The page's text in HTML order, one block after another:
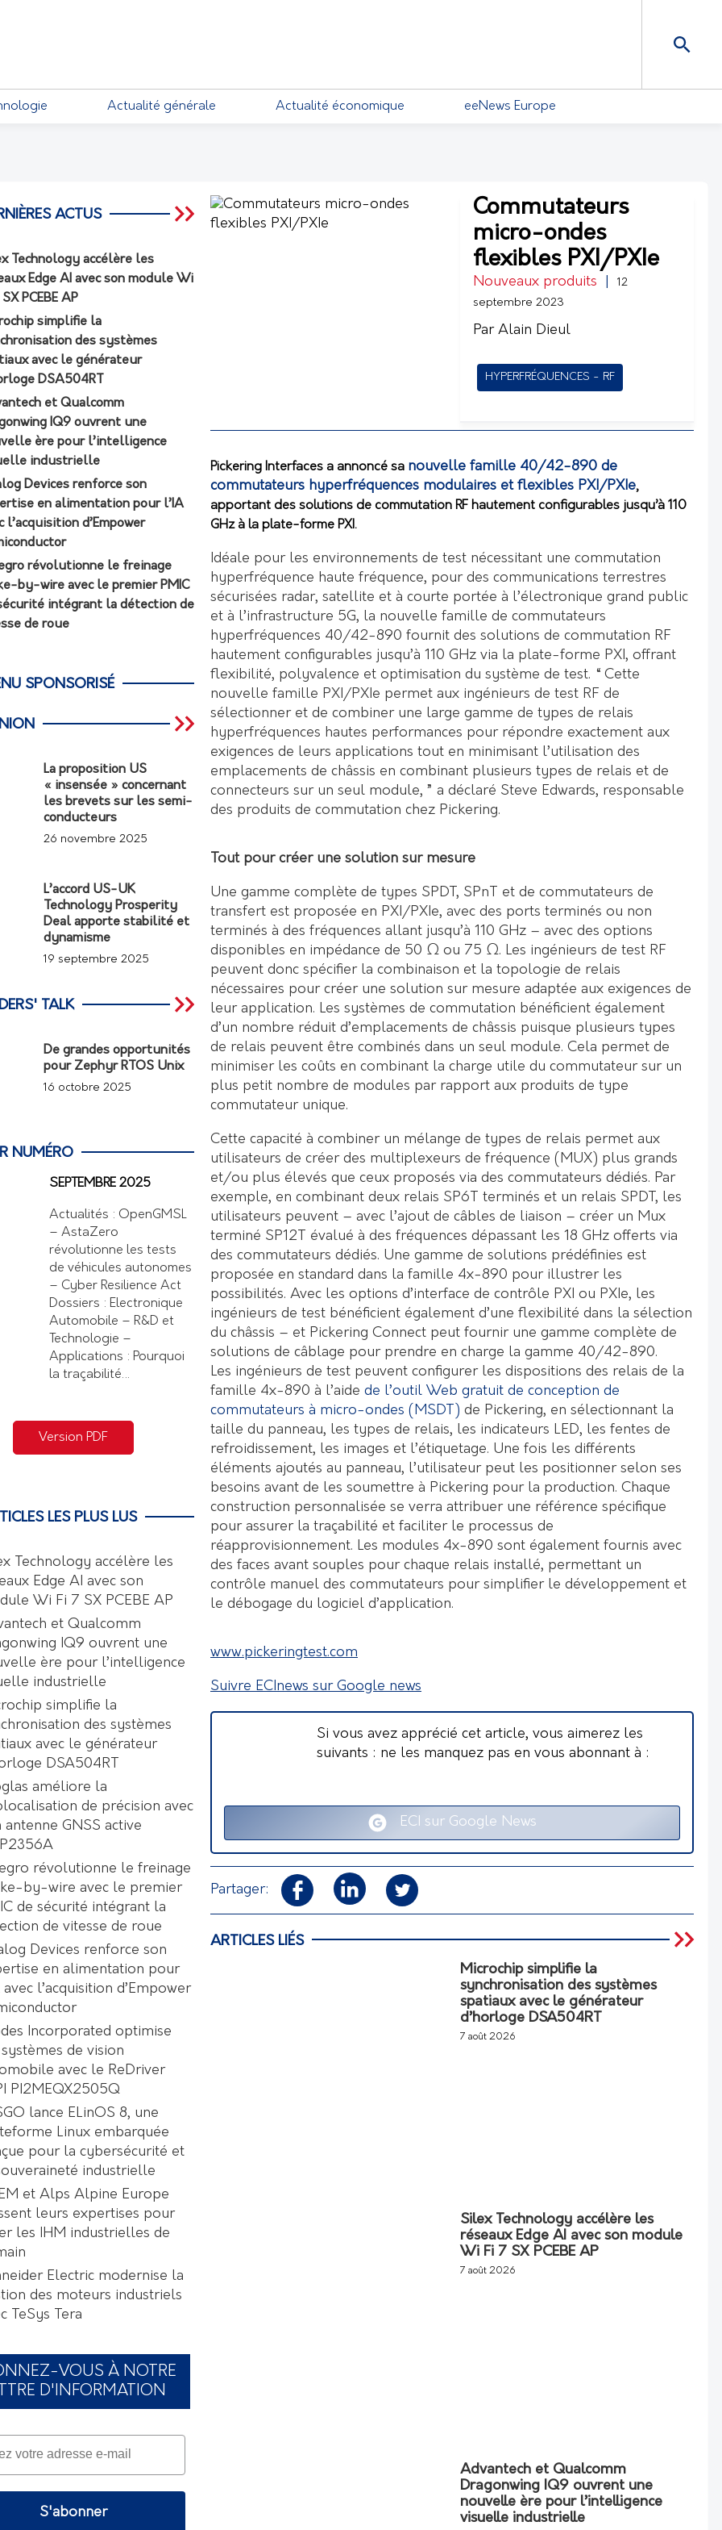
Actualité générale Actualité économique eeNews Europe
Commutateurs
micro-ondes
flexibles PXI/PXIe
Nouveaux produits
12
septembre 2023
Par Alain Dieul
HYPERFRÉQUENCES - RF
Pickering Interfaces a annoncé sa nouvelle famille 40/42-890 de
commutateurs hyperfréquences modulaires et flexibles PXI/PXIe,
apportant des solutions de commutation RF hautement configurables jusqu’à 110
GHz à la plate-forme PXI.
Idéale pour les environnements de test nécessitant une commutation
hyperfréquence haute fréquence, pour des communications terrestres
sécurisées radar, satellite et à courte portée à l’électronique grand public
et à l’infrastructure 5G, la nouvelle famille de commutateurs
hyperfréquences 40/42-890 fournit des solutions de commutation RF
hautement configurables jusqu’à 110 GHz via la plate-forme PXI, offrant
flexibilité, polyvalence et optimisation du système de test. “ Cette
nouvelle famille PXI/PXIe permet aux ingénieurs de test RF de
sélectionner et de combiner une large gamme de types de relais
hyperfréquences hautes performances pour répondre exactement aux
exigences de leurs applications tout en minimisant l’utilisation des
emplacements de châssis en combinant plusieurs types de relais et de
connecteurs sur un seul module, ” a déclaré Steve Edwards, responsable
des produits de commutation chez Pickering.
Tout pour créer une solution sur mesure
Une gamme complète de types SPDT, SPnT et de commutateurs de
transfert est proposée en PXI/PXIe, avec des ports terminés ou non
terminés à des fréquences allant jusqu’à 110 GHz – avec des options
disponibles en impédance de 50 Ω ou 75 Ω. Les ingénieurs de test RF
peuvent donc spécifier la combinaison et la topologie de relais
nécessaires pour créer une solution sur mesure adaptée aux exigences de
leur application. Les systèmes de commutation bénéficient également
d’un nombre réduit d’emplacements de châssis puisque plusieurs types
de relais peuvent être combinés dans un seul module. Cela permet de
minimiser les coûts en combinant la charge utile du commutateur sur un
plus petit nombre de modules par rapport aux produits de type
commutateur unique.
Cette capacité à combiner un mélange de types de relais permet aux
utilisateurs de créer des multiplexeurs de fréquence (MUX) plus grands
et/ou plus élevés que ceux proposés via des commutateurs dédiés. Par
exemple, en combinant deux relais SP6T terminés et un relais SPDT, les
utilisateurs peuvent – avec l’ajout de câbles de liaison – créer un Mux
terminé SP12T évalué à des fréquences dépassant les 18 GHz offerts via
des commutateurs dédiés. Une gamme de solutions prédéfinies est
proposée en standard dans la famille 4x-890 pour illustrer les
possibilités. Avec les options d’interface de contrôle PXI ou PXIe, les
ingénieurs de test bénéficient également d’une flexibilité dans la sélection
du châssis – et Pickering Connect peut fournir une gamme complète de
solutions de câblage pour prendre en charge la gamme 40/42-890.
Les ingénieurs de test peuvent configurer les dispositions des relais de la
famille 4x-890 à l’aide de l’outil Web gratuit de conception de
commutateurs à micro-ondes (MSDT) de Pickering, en sélectionnant la
taille du panneau, les types de relais, les indicateurs LED, les fentes de
refroidissement, les images et l’étiquetage. Une fois les différents
éléments ajoutés au panneau, l’utilisateur peut les positionner selon ses
besoins avant de les soumettre à Pickering pour la production. Chaque
construction personnalisée se verra attribuer une référence spécifique
pour assurer la traçabilité et faciliter le processus de
réapprovisionnement. Les modules 4x-890 sont également fournis avec
des faces avant souples pour chaque relais installé, permettant un
contrôle manuel des commutateurs pour simplifier le développement et
le débogage du logiciel d’application.
www.pickeringtest.com
Suivre ECInews sur Google news
Si vous avez apprécié cet article, vous aimerez les
suivants : ne les manquez pas en vous abonnant à :
ECI sur Google News
Partager:
ARTICLES LIÉS
Microchip simplifie la
synchronisation des systèmes
spatiaux avec le générateur
d’horloge DSA504RT
7 août 2026
Silex Technology accélère les
réseaux Edge AI avec son module
Wi Fi 7 SX PCEBE AP
7 août 2026
Advantech et Qualcomm
Dragonwing IQ9 ouvrent une
nouvelle ère pour l’intelligence
visuelle industrielle
ACTUS
Technology accélère les
Edge AI avec son module Wi
PCEBE AP
simplifie la
des systèmes
avec le générateur
DSA504RT
et Qualcomm
IQ9 ouvrent une
ère pour l’intelligence
industrielle
Devices renforce son
en alimentation pour l’IA
l’acquisition d’Empower
révolutionne le freinage
by-wire avec le premier PMIC
intégrant la détection de
de roue
SPONSORISÉ
La proposition US
« insensée » concernant
les brevets sur les semi-
conducteurs
26 novembre 2025
L’accord US-UK
Technology Prosperity
Deal apporte stabilité et
dynamisme
19 septembre 2025
TALK
De grandes opportunités
pour Zephyr RTOS Unix
16 octobre 2025
NUMÉRO
SEPTEMBRE 2025
Actualités : OpenGMSL
– AstaZero
révolutionne les tests
de véhicules autonomes
– Cyber Resilience Act
Dossiers : Electronique
Automobile – R&D et
Technologie –
Applications : Pourquoi
la traçabilité…
Version PDF
LES PLUS LUS
Technology accélère les
Edge AI avec son
Wi Fi 7 SX PCEBE AP
et Qualcomm
IQ9 ouvrent une
ère pour l’intelligence
industrielle
simplifie la
des systèmes
avec le générateur
DSA504RT
améliore la
de précision avec
antenne GNSS active
révolutionne le freinage
by-wire avec le premier
de sécurité intégrant la
de vitesse de roue
Devices renforce son
en alimentation pour
avec l’acquisition d’Empower
Incorporated optimise
de vision
avec le ReDriver
PI2MEQX2505Q
lance ELinOS 8, une
Linux embarquée
pour la cybersécurité et
industrielle
et Alps Alpine Europe
leurs expertises pour
les IHM industrielles de
Electric modernise la
des moteurs industriels
TeSys Tera
VOUS À NOTRE
D'INFORMATION
S'abonner